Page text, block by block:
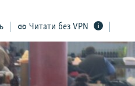
Читати без VPN